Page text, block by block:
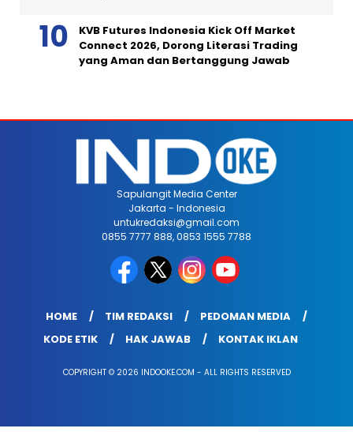
KVB Futures Indonesia Kick Off Market
Connect 2026, Dorong Literasi Trading
yang Aman dan Bertanggung Jawab
Sapulangit Media Center
Jakarta - Indonesia
untukredaksi@gmail.com
0855 7777 888, 0853 1555 7788
HOME TIM REDAKSI
PEDOMAN MEDIA
KODE ETIK
HAK JAWAB KONTAK IKLAN
COPYRIGHT © 2026 INDOOKE.COM - ALL RIGHTS RESERVED